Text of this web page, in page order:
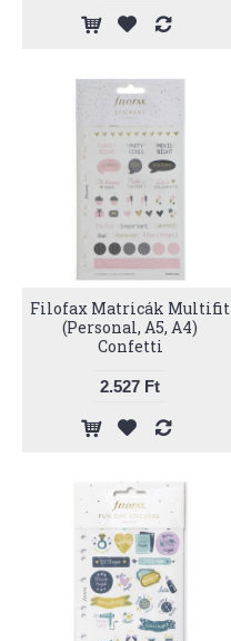
Filofax Matricák Multifit
(Personal, A5, A4)
Confetti
2.527 Ft